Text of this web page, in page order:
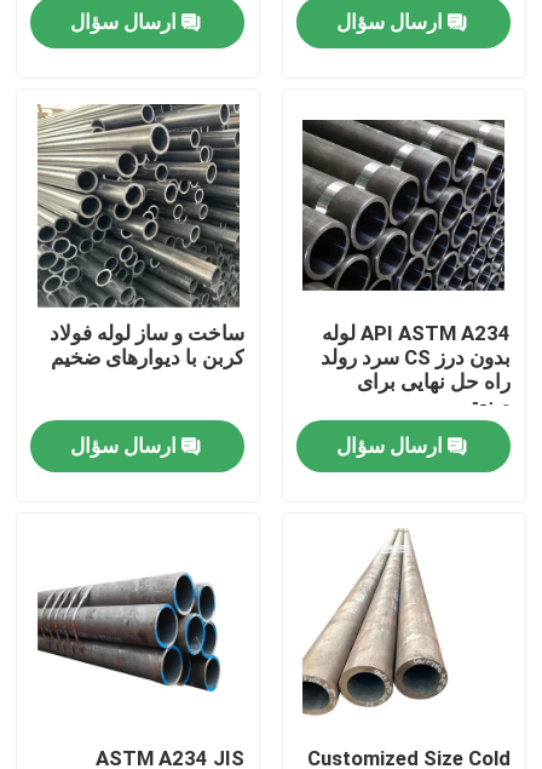
محصولات
درباره ما
تور کارخانه
کنترل کیفیت
درخواست نقل قول
صفحات فلزی استیل ضد زنگ
لوله لوله فولادی ضد زنگ
کویل فولادی ضد زنگ
پروفیل استیل ضد زنگ
ارسال سؤال
ارسال سؤال
API ASTM A234 لوله
بدون درز CS سرد رولد
راه حل نهایی برای
صنعتی
ارسال سؤال
ساخت و ساز لوله فولاد
کربن با دیوارهای ضخیم
ارسال سؤال
Customized Size Cold
ASTM A234 JIS